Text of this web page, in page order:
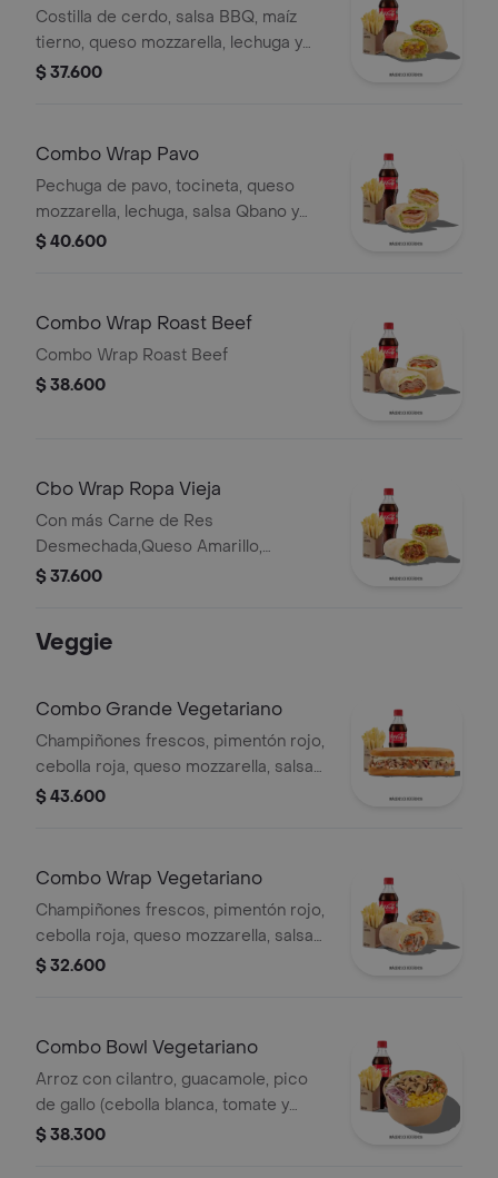
Costilla de cerdo, salsa BBQ, maíz
tierno, queso mozzarella, lechuga y
salsa Qbano, papas a la francesa y
$ 37.600
Combo Wrap Pavo
Pechuga de pavo, tocineta, queso
mozzarella, lechuga, salsa Qbano y
miel mostaza, papas y bebida.
$ 40.600
Combo Wrap Roast Beef
Combo Wrap Roast Beef
$ 38.600
Cbo Wrap Ropa Vieja
Con más Carne de Res
Desmechada,Queso Amarillo,
Lechuga, Tomate,Pimentón, Apio,
$ 37.600
Veggie
Combo Grande Vegetariano
Champiñones frescos, pimentón rojo,
cebolla roja, queso mozzarella, salsa
Qbano, papas francesa y bebida.
$ 43.600
Combo Wrap Vegetariano
Champiñones frescos, pimentón rojo,
cebolla roja, queso mozzarella, salsa
Qbano, papas y bebida.
$ 32.600
Combo Bowl Vegetariano
Arroz con cilantro, guacamole, pico
de gallo (cebolla blanca, tomate y
cilantro), maíz tierno, cebolla roja y
$ 38.300